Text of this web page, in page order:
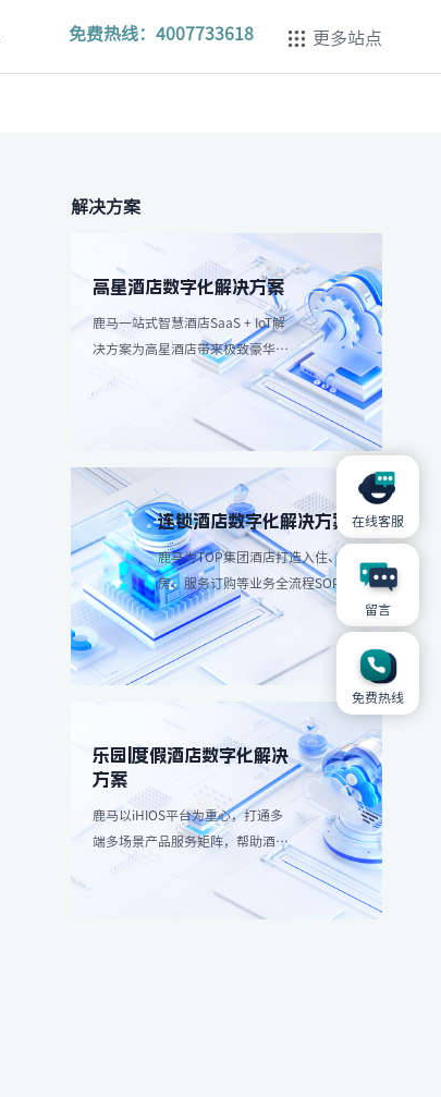
免费热线：4007733618 更多站点
解决方案
高星酒店数字化解决方案
鹿马一站式智慧酒店SaaS + IoT解
决方案为高星酒店带来极致豪华体
验，强调个性化服务和高效服务流
连锁酒店数字化解决方案
鹿马为TOP集团酒店打造入住、退
房、服务订购等业务全流程SOP解
决方案，简化操作流程、减少人工
成本。
乐园|度假酒店数字化解决
方案
鹿马以iHIOS平台为重心，打通多
端多场景产品服务矩阵，帮助酒店
减轻高峰团客分流，带来更愉悦服
在线客服
留言
免费热线